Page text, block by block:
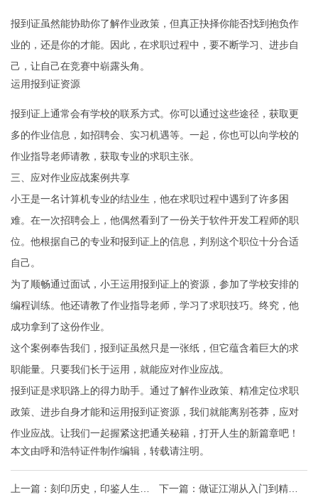
报到证虽然能协助你了解作业政策，但真正抉择你能否找到抱负作
业的，还是你的才能。因此，在求职过程中，要不断学习、进步自
己，让自己在竞赛中崭露头角。
运用报到证资源
报到证上通常会有学校的联系方式。你可以通过这些途径，获取更
多的作业信息，如招聘会、实习机遇等。一起，你也可以向学校的
作业指导老师请教，获取专业的求职主张。
三、应对作业应战案例共享
小王是一名计算机专业的结业生，他在求职过程中遇到了许多困
难。在一次招聘会上，他偶然看到了一份关于软件开发工程师的职
位。他根据自己的专业和报到证上的信息，判别这个职位十分合适
自己。
为了顺畅通过面试，小王运用报到证上的资源，参加了学校安排的
编程训练。他还请教了作业指导老师，学习了求职技巧。终究，他
成功拿到了这份作业。
这个案例奉告我们，报到证虽然只是一张纸，但它蕴含着巨大的求
职能量。只要我们长于运用，就能应对作业应战。
报到证是求职路上的得力助手。通过了解作业政策、精准定位求职
政策、进步自身才能和运用报到证资源，我们就能离别苍莽，应对
作业应战。让我们一起握紧这把通关秘籍，打开人生的新篇章吧！
本文由呼和浩特证件制作编辑，转载请注明。
上一篇： 刻印历史，印鉴人生刻 下一篇： 做证江湖从入门到精